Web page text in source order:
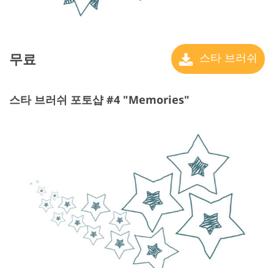
무료 스타 브러쉬
스타 브러쉬 포토샵 #4 "Memories"